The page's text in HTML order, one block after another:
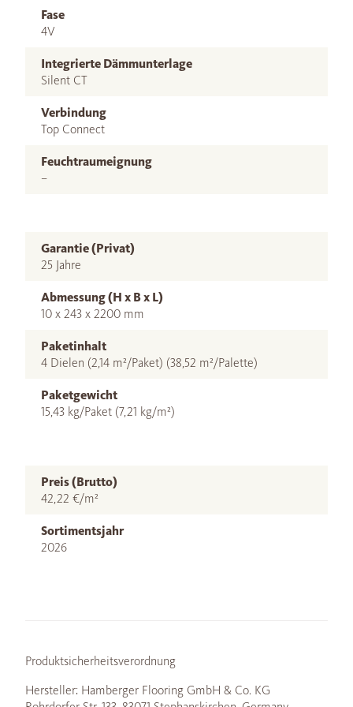
Fase
4V
Integrierte Dämmunterlage
Silent CT
Verbindung
Top Connect
Feuchtraumeignung
–
Garantie (Privat)
25 Jahre
Abmessung (H x B x L)
10 x 243 x 2200 mm
Paketinhalt
4 Dielen (2,14 m²/Paket) (38,52 m²/Palette)
Paketgewicht
15,43 kg/Paket (7,21 kg/m²)
Preis (Brutto)
42,22 €/m²
Sortimentsjahr
2026
Produktsicherheitsverordnung
Hersteller: Hamberger Flooring GmbH & Co. KG